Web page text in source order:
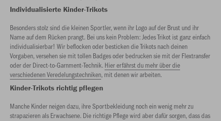
Individualisierte Kinder-Trikots
Besonders stolz sind die kleinen Sportler, wenn ihr Logo auf der Brust und ihr
Name auf dem Rücken prangt. Bei uns kein Problem: Jedes Trikot ist ganz einfach
individualisierbar! Wir beflocken oder besticken die Trikots nach deinen
Vorgaben, versehen sie mit tollen Badges oder bedrucken sie mit der Flextransfer
oder der Direct-to-Garnment-Technik. Hier erfährst du mehr über die
verschiedenen Veredelungstechniken, mit denen wir arbeiten.
Kinder-Trikots richtig pflegen
Manche Kinder neigen dazu, ihre Sportbekleidung noch ein wenig mehr zu
strapazieren als Erwachsene. Die richtige Pflege wird aber dafür sorgen, dass das